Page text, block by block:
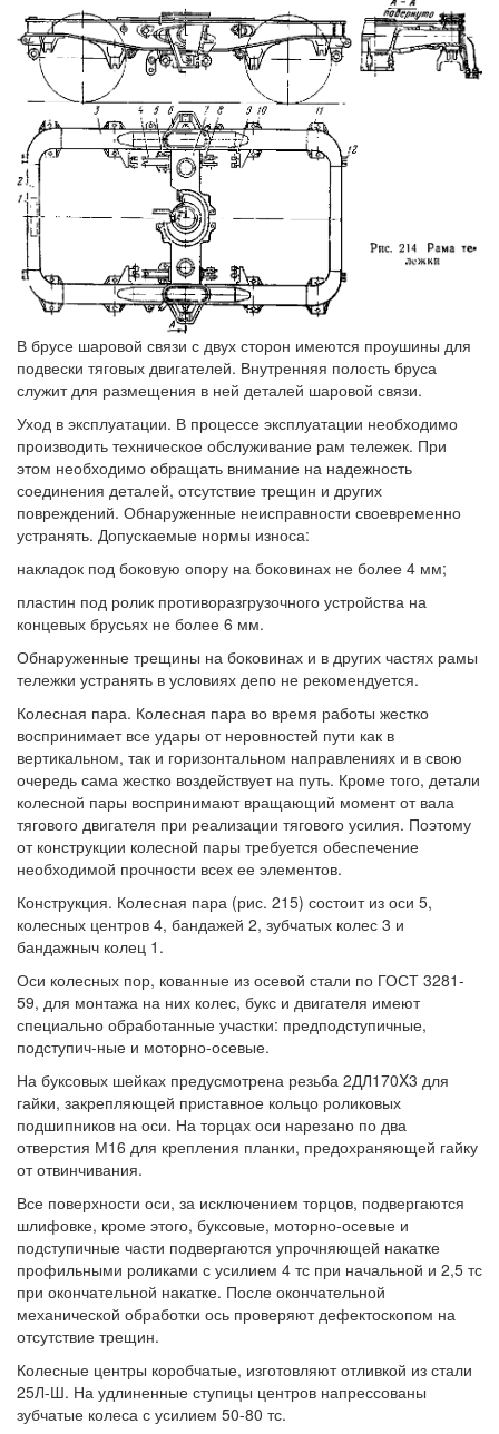
В брусе шаровой связи с двух сторон имеются проушины для
подвески тяговых двигателей. Внутренняя полость бруса
служит для размещения в ней деталей шаровой связи.
Уход в эксплуатации. В процессе эксплуатации необходимо
производить техническое обслуживание рам тележек. При
этом необходимо обращать внимание на надежность
соединения деталей, отсутствие трещин и других
повреждений. Обнаруженные неисправности своевременно
устранять. Допускаемые нормы износа:
накладок под боковую опору на боковинах не более 4 мм;
пластин под ролик противоразгрузочного устройства на
концевых брусьях не более 6 мм.
Обнаруженные трещины на боковинах и в других частях рамы
тележки устранять в условиях депо не рекомендуется.
Колесная пара. Колесная пара во время работы жестко
воспринимает все удары от неровностей пути как в
вертикальном, так и горизонтальном направлениях и в свою
очередь сама жестко воздействует на путь. Кроме того, детали
колесной пары воспринимают вращающий момент от вала
тягового двигателя при реализации тягового усилия. Поэтому
от конструкции колесной пары требуется обеспечение
необходимой прочности всех ее элементов.
Конструкция. Колесная пара (рис. 215) состоит из оси 5,
колесных центров 4, бандажей 2, зубчатых колес 3 и
бандажныч колец 1.
Оси колесных пор, кованные из осевой стали по ГОСТ 3281-
59, для монтажа на них колес, букс и двигателя имеют
специально обработанные участки: предподступичные,
подступич-ные и моторно-осевые.
На буксовых шейках предусмотрена резьба 2ДЛ170X3 для
гайки, закрепляющей приставное кольцо роликовых
подшипников на оси. На торцах оси нарезано по два
отверстия М16 для крепления планки, предохраняющей гайку
от отвинчивания.
Все поверхности оси, за исключением торцов, подвергаются
шлифовке, кроме этого, буксовые, моторно-осевые и
подступичные части подвергаются упрочняющей накатке
профильными роликами с усилием 4 тс при начальной и 2,5 тс
при окончательной накатке. После окончательной
механической обработки ось проверяют дефектоскопом на
отсутствие трещин.
Колесные центры коробчатые, изготовляют отливкой из стали
25Л-Ш. На удлиненные ступицы центров напрессованы
зубчатые колеса с усилием 50-80 тс.